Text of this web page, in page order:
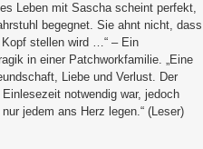
Leben mit Sascha scheint perfekt,
begegnet. Sie ahnt nicht, dass
stellen wird …“ – Ein
in einer Patchworkfamilie. „Eine
Liebe und Verlust. Der
notwendig war, jedoch
jedem ans Herz legen.“ (Leser)